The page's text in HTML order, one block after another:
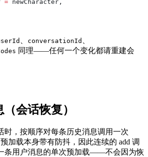
= newCharacter,
conversationId
同理——任何一个变化都请重建会
会话恢复）
时，按顺序对每条历史消息调用一次
加载本身带有防抖，因此连续的 add 调
条用户消息的单次预加载——不会因为恢